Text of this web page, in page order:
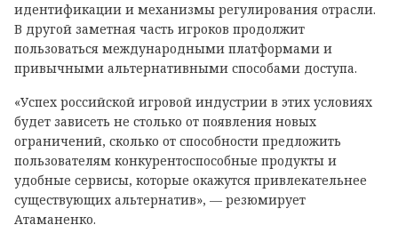
идентификации и механизмы регулирования отрасли.
В другой заметная часть игроков продолжит
пользоваться международными платформами и
привычными альтернативными способами доступа.
«Успех российской игровой индустрии в этих условиях
будет зависеть не столько от появления новых
ограничений, сколько от способности предложить
пользователям конкурентоспособные продукты и
удобные сервисы, которые окажутся привлекательнее
существующих альтернатив», — резюмирует
Атаманенко.